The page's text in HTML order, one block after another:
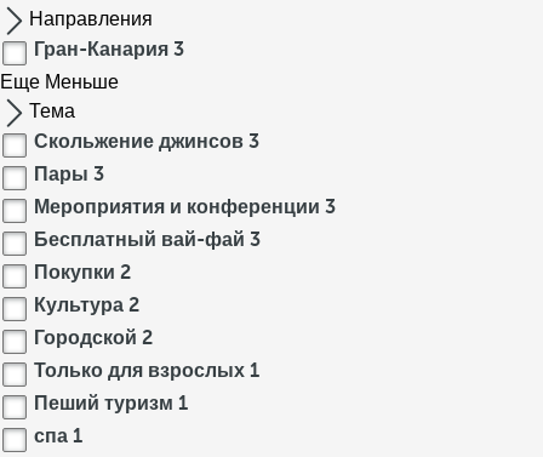
Направления
Гран-Канария 3
Еще Меньше
Тема
Скольжение джинсов 3
Пары 3
Мероприятия и конференции 3
Бесплатный вай-фай 3
Покупки 2
Культура 2
Городской 2
Только для взрослых 1
Пеший туризм 1
спа 1